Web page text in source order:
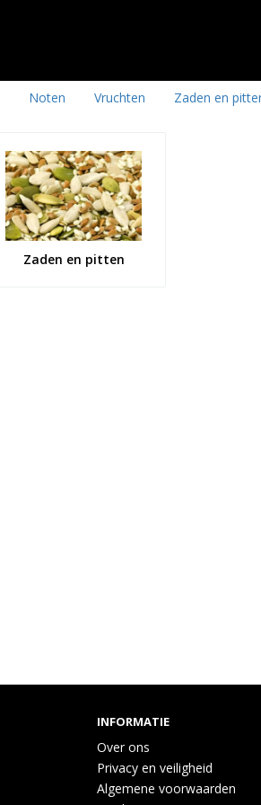
Noten Vruchten Zaden en
Zaden en pitten
INFORMATIE
Over ons
Privacy en veiligheid
Algemene voorwaarden